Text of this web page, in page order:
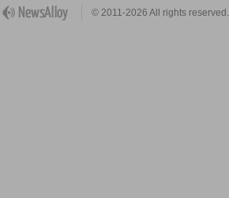
© 2011-2026 All rights reserved.